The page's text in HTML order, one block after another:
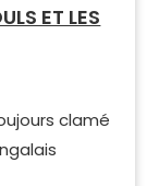
ET LES
clamé